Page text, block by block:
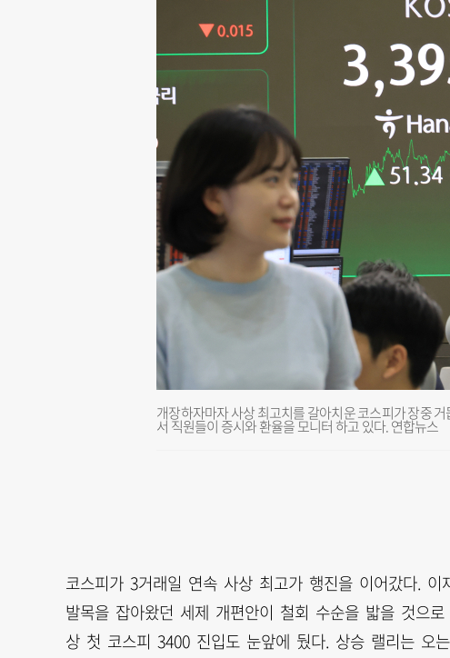
개장하자마자 사상 최고치를 갈아치운 코스피가 장중
서 직원들이 증시와 환율을 모니터 하고 있다. 연합뉴스
코스피가 3거래일 연속 사상 최고가 행진을 이어갔다.
발목을 잡아왔던 세제 개편안이 철회 수순을 밟을 것으
상 첫 코스피 3400 진입도 눈앞에 뒀다. 상승 랠리는 오